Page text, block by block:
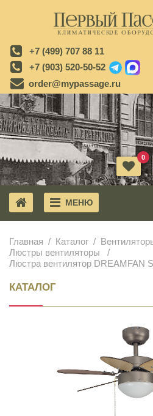
+7 (499) 707 88 11
+7 (903) 520-50-52
order@mypassage.ru
0
МЕНЮ
Главная Каталог
Люстры вентиляторы
Люстра вентилятор DREAMFAN
КАТАЛОГ